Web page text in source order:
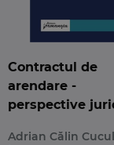
delegal capacity
autorul se
Contractul de
arendare -
perspective
Adrian Călin